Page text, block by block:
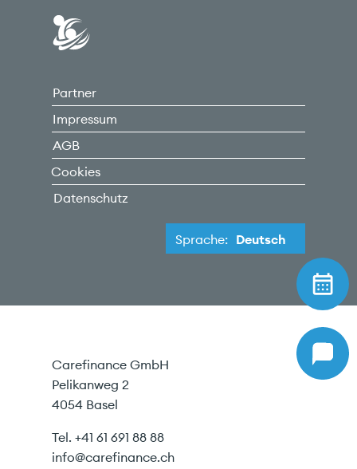
Carefinance
Partner
Impressum
AGB
Cookies
Datenschutz
Sprache: Deutsch
Carefinance GmbH
Pelikanweg 2
4054 Basel
Tel. +41 61 691 88 88
info@carefinance.ch